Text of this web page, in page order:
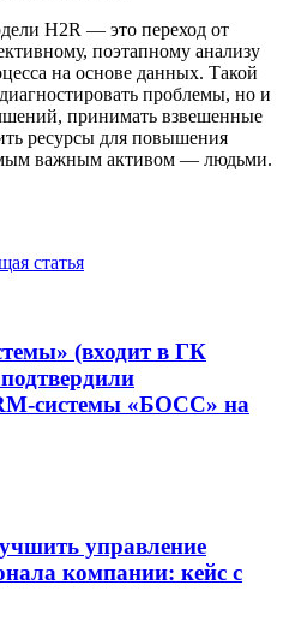
H2R — это переход от
поэтапному анализу
на основе данных. Такой
проблемы, но и
принимать взвешенные
ресурсы для повышения
важным активом — людьми.
статья
(входит в ГК
системы «БОСС» на
управление
компании: кейс с